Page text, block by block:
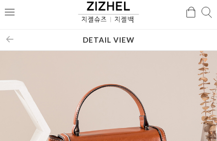
메
검
DETAIL VIEW